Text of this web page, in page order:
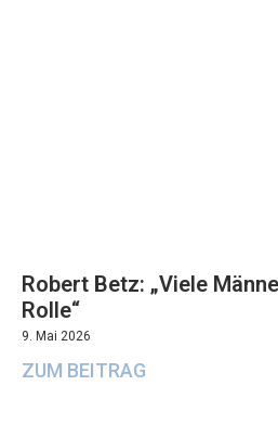
Robert Betz: „Viele
Rolle“
9. Mai 2026
ZUM BEITRAG